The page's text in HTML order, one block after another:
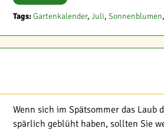
Tags:Gartenkalender, Juli, Sonnenblumen,
Wenn sich im Spätsommer das
spärlich geblüht haben, sollten Sie